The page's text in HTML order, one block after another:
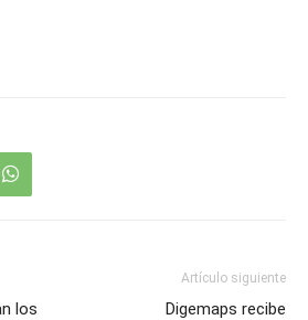
los
Artículo siguiente
Digemaps recibe